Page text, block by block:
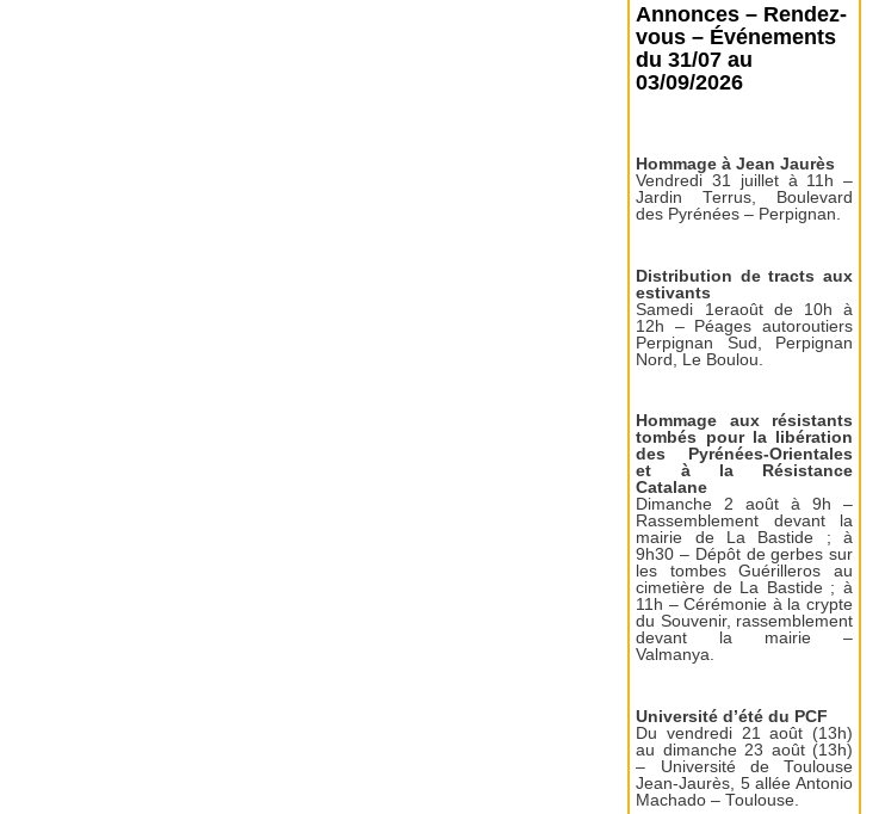
Annonces – Rendez-
vous – Événements
du 31/07 au
03/09/2026
Hommage à Jean Jaurès
Vendredi 31 juillet à 11h –
Jardin Terrus, Boulevard
des Pyrénées – Perpignan.
Distribution de tracts aux
estivants
Samedi 1eraoût de 10h à
12h – Péages autoroutiers
Perpignan Sud, Perpignan
Nord, Le Boulou.
Hommage aux résistants
tombés pour la libération
des Pyrénées-Orientales
et à la Résistance
Catalane
Dimanche 2 août à 9h –
Rassemblement devant la
mairie de La Bastide ; à
9h30 – Dépôt de gerbes sur
les tombes Guérilleros au
cimetière de La Bastide ; à
11h – Cérémonie à la crypte
du Souvenir, rassemblement
devant la mairie –
Valmanya.
Université d’été du PCF
Du vendredi 21 août (13h)
au dimanche 23 août (13h)
– Université de Toulouse
Jean-Jaurès, 5 allée Antonio
Machado – Toulouse.